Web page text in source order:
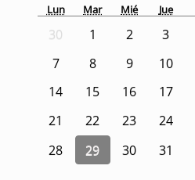
Lun Mar Mié Jue
30 1 2 3
7
8 9 10
14
15 16 17
21
22 23 24
28
29 30 31